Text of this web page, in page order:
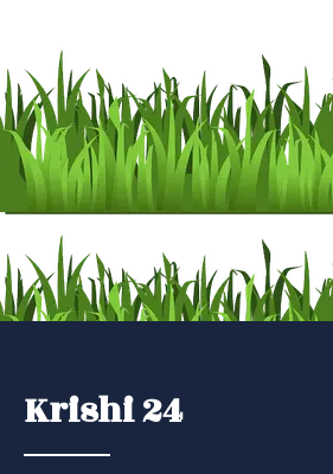
Krishi 24